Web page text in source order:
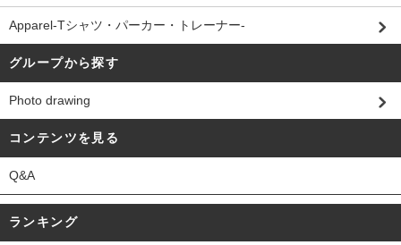
Apparel-Tシャツ・パーカー・トレーナー-
グループから探す
Photo drawing
コンテンツを見る
Q&A
ランキング